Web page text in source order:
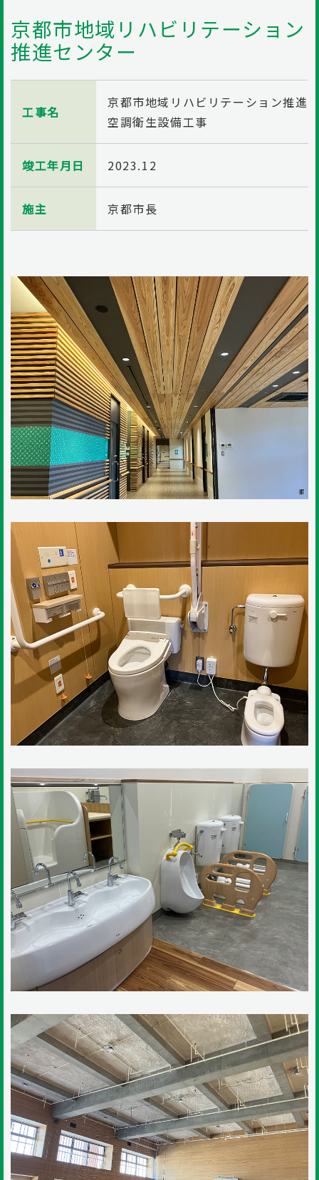
京都市地域リハビリテーション
推進センター
工事名
京都市地域リハビリテーション推進
空調衛生設備工事
竣工年月日 2023.12
施主 京都市長